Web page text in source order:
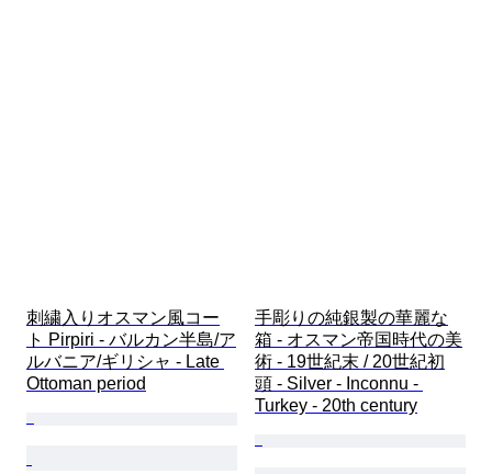
刺繍入りオスマン風コー
ト Pirpiri - バルカン半島/ア
ルバニア/ギリシャ - Late
Ottoman period
手彫りの純銀製の華麗な
箱 - オスマン帝国時代の美
術 - 19世紀末 / 20世紀初
頭 - Silver - Inconnu -
Turkey - 20th century